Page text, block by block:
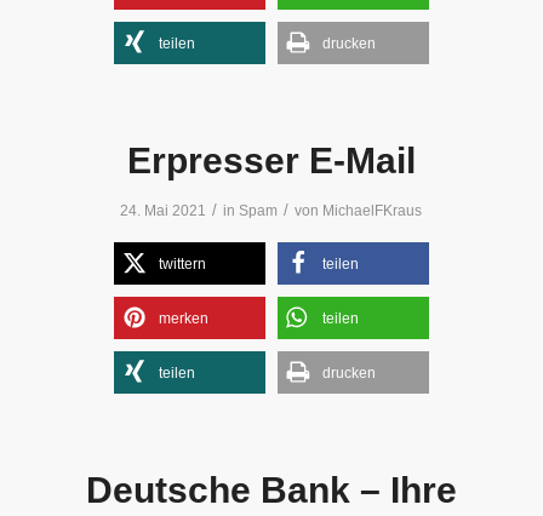
teilen drucken
Erpresser E-Mail
24. Mai 2021 / in Spam / von MichaelFKraus
twittern teilen
merken teilen
teilen drucken
Deutsche Bank – Ihre